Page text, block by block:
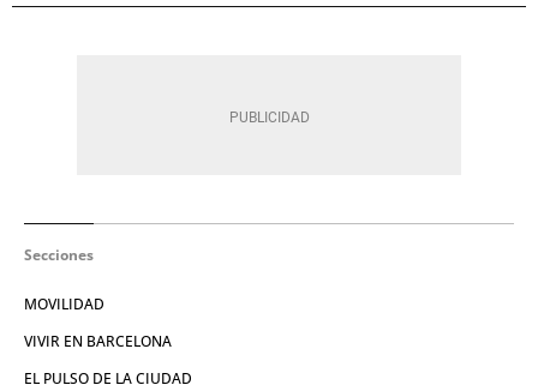
Secciones
MOVILIDAD
VIVIR EN BARCELONA
EL PULSO DE LA CIUDAD